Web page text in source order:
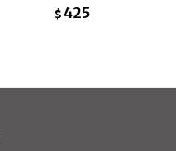
$ 425